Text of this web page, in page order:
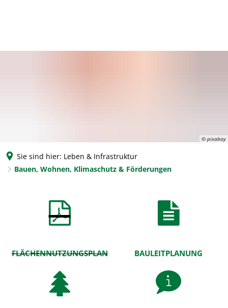
© pixabay
Sie sind hier: Leben & Infrastruktur
Bauen, Wohnen, Klimaschutz & Förderungen
Wohnen,
Förderungen
FLÄCHENNUTZUNGSPLAN BAULEITPLANUNG